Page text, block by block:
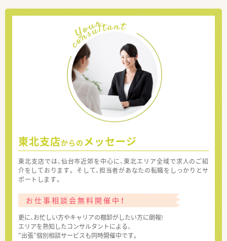
東北支店からの メッセージ
東北支店では、仙台市近郊を中心に、東北エリア全域で求人のご紹
介をしております。 そして、担当者があなたの転職をしっかりとサ
ポートします。
お仕事相談会無料開催中！
更に、お忙しい方やキャリアの棚卸がしたい方に朗報!
エリアを熟知したコンサルタントによる、
“出張”個別相談サービスも同時開催中です。